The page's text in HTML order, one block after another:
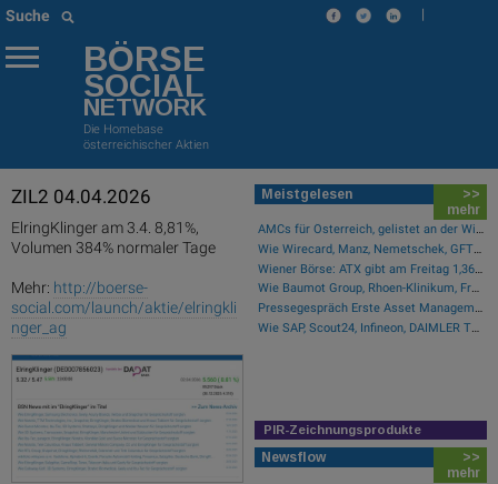
Suche |
BÖRSE
SOCIAL
NETWORK
Die Homebase
österreichischer Aktien
ZIL2 04.04.2026
ElringKlinger am 3.4. 8,81%,
Volumen 384% normaler Tage
Mehr: http://boerse-
social.com/launch/aktie/elringkli
nger_ag
Meistgelesen
>>
mehr
AMCs für Österreich, gelistet an der Wiener Börse
Wie Wirecard, Manz, Nemetschek, GFT Technologies, SAP und Rocket Internet für Gesprächsstoff sorgten
Wiener Börse: ATX gibt am Freitag 1,36 Prozent ab
Wie Baumot Group, Rhoen-Klinikum, Francotyp-Postalia, Tele Columbus, European Lithium und Lanxess für Gesprächsstoff sorgten
Pressegespräch Erste Asset Management Osteuropa Aktien
Wie SAP, Scout24, Infineon, DAIMLER TRUCK HLD..., Zalando und Allianz für Gesprächsstoff im DAX sorgten
PIR-Zeichnungsprodukte
Newsflow
>>
mehr